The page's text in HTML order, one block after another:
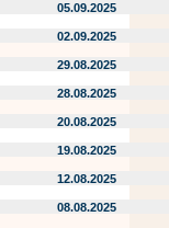
05.09.2025
02.09.2025
29.08.2025
28.08.2025
20.08.2025
19.08.2025
12.08.2025
08.08.2025